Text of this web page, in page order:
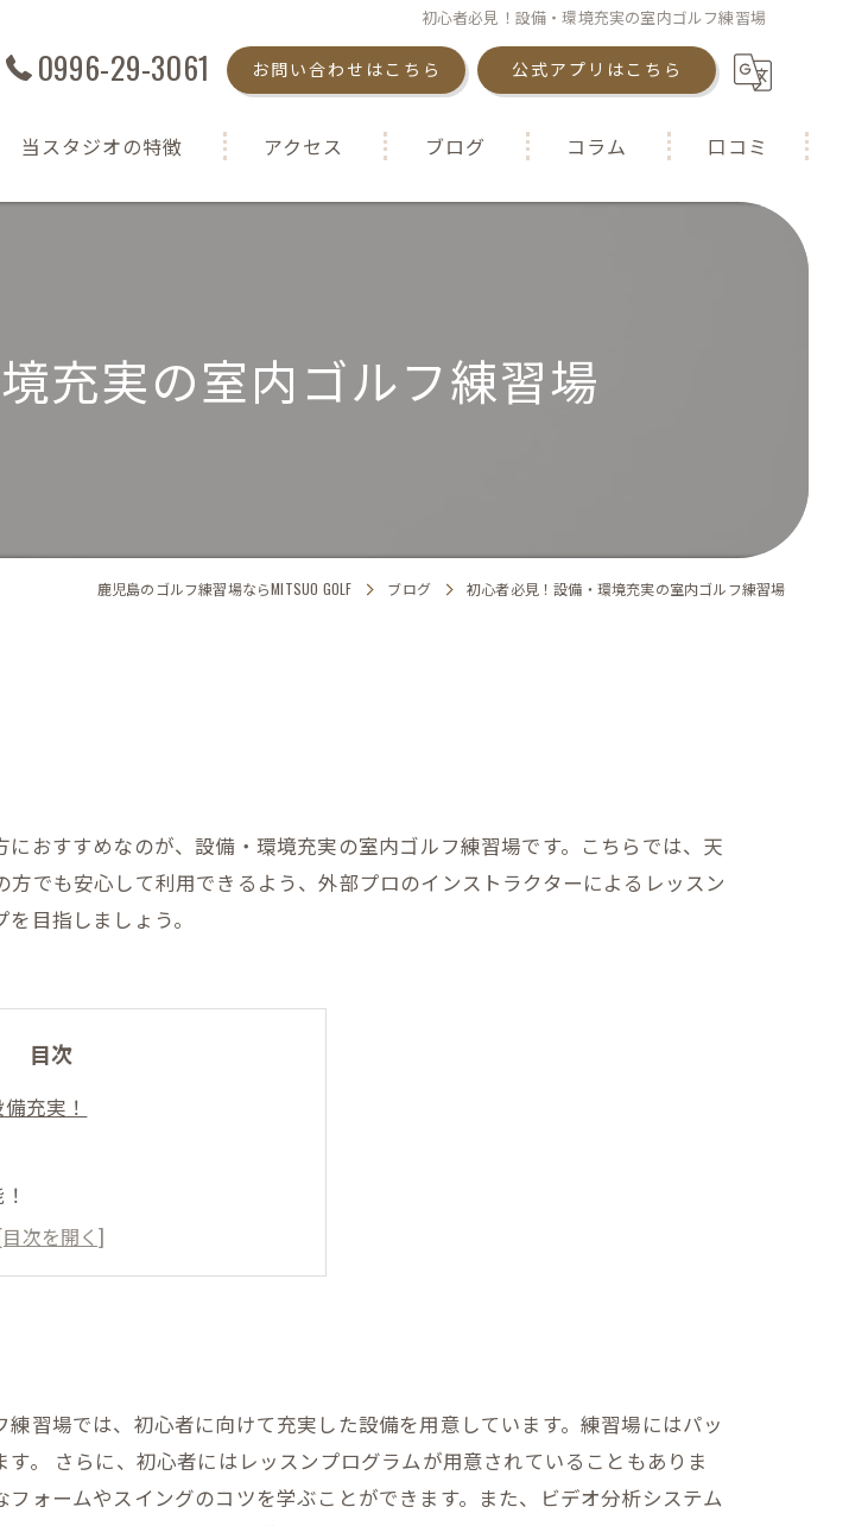
初心者必見！設備・環境充実の室内ゴルフ練習場
0996-29-3061 お問い合わせはこちら 公式アプリはこちら
当スタジオの特徴
女性
アクセス ブログ コラム 口コミ
充実の室内ゴルフ練習場
鹿児島のゴルフ練習場ならMITSUO GOLF ブログ 初心者必見！設備・環境充実の室内ゴルフ練習場
おすすめなのが、設備・環境充実の室内ゴルフ練習場です。こちらでは、天
でも安心して利用できるよう、外部プロのインストラクターによるレッスン
目指しましょう。
目次
充実！
しよう！
習場では、初心者に向けて充実した設備を用意しています。練習場にはパッ
。 さらに、初心者にはレッスンプログラムが用意されていることもありま
ォームやスイングのコツを学ぶことができます。また、ビデオ分析システム